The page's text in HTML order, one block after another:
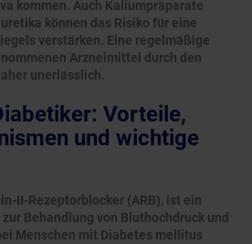
kommen. Auch Kaliumpräparate
können das Risiko für eine
verstärken. Eine regelmäßige
Arzneimittel durch den
unerlässlich.
Vorteile,
und wichtige
II-Rezeptorblocker (ARB), ist ein
Behandlung von Bluthochdruck und
Menschen mit Diabetes mellitus